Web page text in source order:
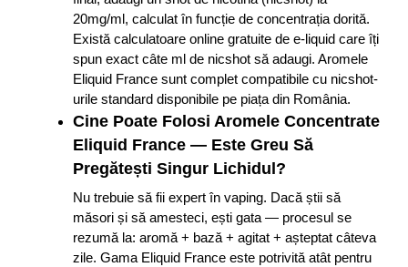
20mg/ml, calculat în funcție de concentrația dorită.
Există calculatoare online gratuite de e-liquid care îți
spun exact câte ml de nicshot să adaugi. Aromele
Eliquid France sunt complet compatibile cu nicshot-
urile standard disponibile pe piața din România.
Cine Poate Folosi Aromele Concentrate
Eliquid France — Este Greu Să
Pregătești Singur Lichidul?
Nu trebuie să fii expert în vaping. Dacă știi să
măsori și să amesteci, ești gata — procesul se
rezumă la: aromă + bază + agitat + așteptat câteva
zile. Gama Eliquid France este potrivită atât pentru